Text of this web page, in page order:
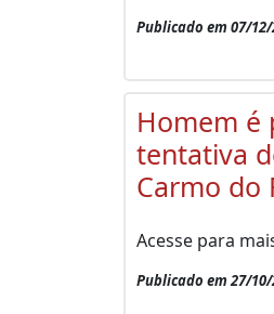
Publicado em 07/12/
Homem é
tentativa
Carmo do
Acesse para
Publicado em 27/10/